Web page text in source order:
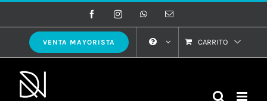
al
contenido
FacebookInstagramWhatsAppCorreo
VENTA MAYORISTA CARRITO